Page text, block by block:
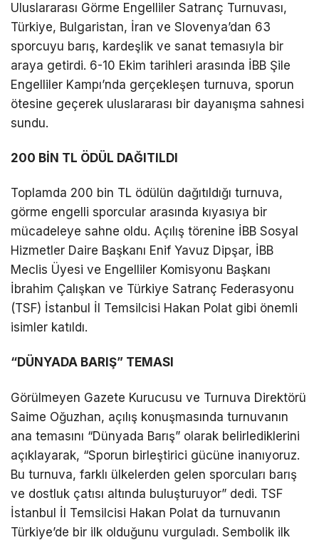
Uluslararası Görme Engelliler Satranç Turnuvası,
Türkiye, Bulgaristan, İran ve Slovenya’dan 63
sporcuyu barış, kardeşlik ve sanat temasıyla bir
araya getirdi. 6-10 Ekim tarihleri arasında İBB Şile
Engelliler Kampı’nda gerçekleşen turnuva, sporun
ötesine geçerek uluslararası bir dayanışma sahnesi
sundu.
200 BİN TL ÖDÜL DAĞITILDI
Toplamda 200 bin TL ödülün dağıtıldığı turnuva,
görme engelli sporcular arasında kıyasıya bir
mücadeleye sahne oldu. Açılış törenine İBB Sosyal
Hizmetler Daire Başkanı Enif Yavuz Dipşar, İBB
Meclis Üyesi ve Engelliler Komisyonu Başkanı
İbrahim Çalışkan ve Türkiye Satranç Federasyonu
(TSF) İstanbul İl Temsilcisi Hakan Polat gibi önemli
isimler katıldı.
“DÜNYADA BARIŞ” TEMASI
Görülmeyen Gazete Kurucusu ve Turnuva Direktörü
Saime Oğuzhan, açılış konuşmasında turnuvanın
ana temasını “Dünyada Barış” olarak belirlediklerini
açıklayarak, “Sporun birleştirici gücüne inanıyoruz.
Bu turnuva, farklı ülkelerden gelen sporcuları barış
ve dostluk çatısı altında buluşturuyor” dedi. TSF
İstanbul İl Temsilcisi Hakan Polat da turnuvanın
Türkiye’de bir ilk olduğunu vurguladı. Sembolik ilk